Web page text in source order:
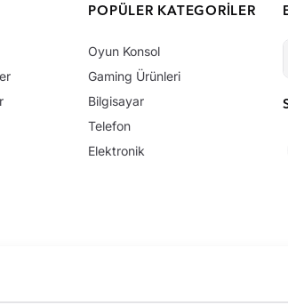
POPÜLER KATEGORILER
Oyun Konsol
Gaming Ürünleri
Bilgisayar
Telefon
Elektronik